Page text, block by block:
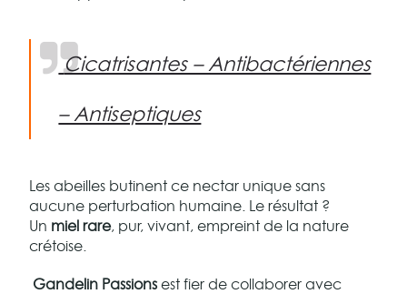
Cicatrisantes – Antibactériennes
– Antiseptiques
Les abeilles butinent ce nectar unique sans
aucune perturbation humaine. Le résultat ?
Un miel rare, pur, vivant, empreint de la nature
crétoise.
Gandelin Passions est fier de collaborer avec